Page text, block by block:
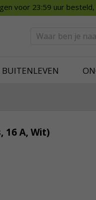
voor 23:59 uur
BUITENLEVEN
Smart Home
Deurbellen
16 A, Wit)